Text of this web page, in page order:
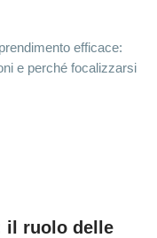
efficace:
e perché focalizzarsi
il ruolo delle